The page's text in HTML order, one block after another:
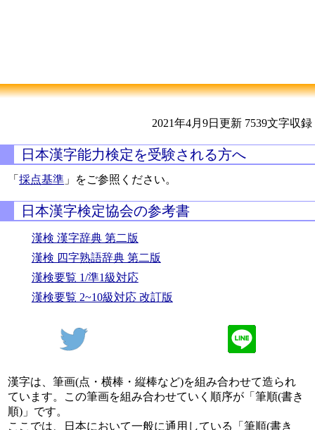
2021年4月9日更新 7539文字収録
日本漢字能力検定を受験される方へ
「採点基準 」をご参照ください。
日本漢字検定協会の参考書
漢検 漢字辞典 第二版
漢検 四字熟語辞典 第二版
漢検要覧 1/準1級対応
漢検要覧 2~10級対応 改訂版
漢字は、筆画(点・横棒・縦棒など)を組み合わせて造られ
ています。この筆画を組み合わせていく順序が「筆順(書き
順)」です。
ここでは、日本において一般に通用している「筆順(書き